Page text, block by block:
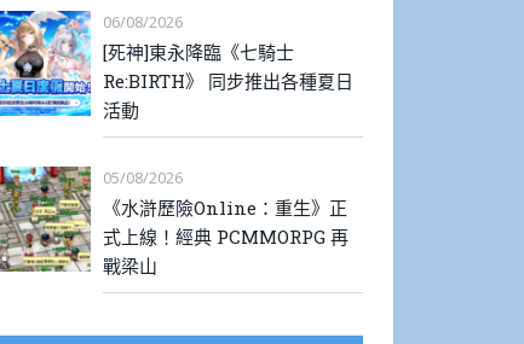
06/08/2026
[死神]東永降臨《七騎士
Re:BIRTH》 同步推出各種夏日
活動
05/08/2026
《水滸歷險Online：重生》正
式上線！經典 PCMMORPG 再
戰梁山